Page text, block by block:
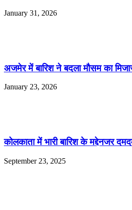
January 31, 2026
अजमेर में बारिश ने बदला मौसम का
January 23, 2026
कोलकाता में भारी बारिश के मद्देनजर
September 23, 2025